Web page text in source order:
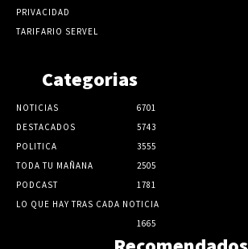
PRIVACIDAD
TARIFARIO SERVEL
Categorias
NOTICIAS
6701
DESTACADOS
5743
POLITICA
3555
TODA TU MAÑANA
2505
PODCAST
1781
LO QUE HAY TRAS CADA NOTICIA
1665